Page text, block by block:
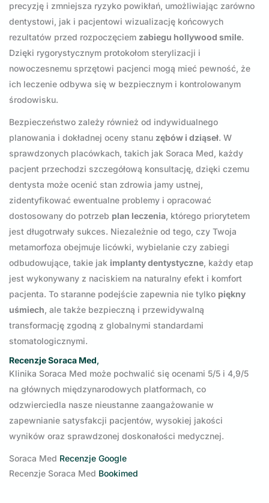
precyzję i zmniejsza ryzyko powikłań, umożliwiając zarówno
dentystowi, jak i pacjentowi wizualizację końcowych
rezultatów przed rozpoczęciem zabiegu hollywood smile.
Dzięki rygorystycznym protokołom sterylizacji i
nowoczesnemu sprzętowi pacjenci mogą mieć pewność, że
ich leczenie odbywa się w bezpiecznym i kontrolowanym
środowisku.
Bezpieczeństwo zależy również od indywidualnego
planowania i dokładnej oceny stanu zębów i dziąseł. W
sprawdzonych placówkach, takich jak Soraca Med, każdy
pacjent przechodzi szczegółową konsultację, dzięki czemu
dentysta może ocenić stan zdrowia jamy ustnej,
zidentyfikować ewentualne problemy i opracować
dostosowany do potrzeb plan leczenia, którego priorytetem
jest długotrwały sukces. Niezależnie od tego, czy Twoja
metamorfoza obejmuje licówki, wybielanie czy zabiegi
odbudowujące, takie jak implanty dentystyczne, każdy etap
jest wykonywany z naciskiem na naturalny efekt i komfort
pacjenta. To staranne podejście zapewnia nie tylko piękny
uśmiech, ale także bezpieczną i przewidywalną
transformację zgodną z globalnymi standardami
stomatologicznymi.
Recenzje Soraca Med,
Klinika Soraca Med może pochwalić się ocenami 5/5 i 4,9/5
na głównych międzynarodowych platformach, co
odzwierciedla nasze nieustanne zaangażowanie w
zapewnianie satysfakcji pacjentów, wysokiej jakości
wyników oraz sprawdzonej doskonałości medycznej.
Soraca Med Recenzje Google
Recenzje Soraca Med Bookimed